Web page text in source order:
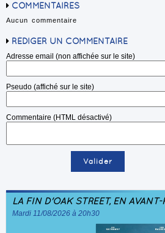
COMMENTAIRES
Aucun commentaire
RÉDIGER UN COMMENTAIRE
Adresse email (non affichée sur le site)
Pseudo (affiché sur le site)
Commentaire (HTML désactivé)
LA FIN D'OAK STREET, EN AVANT-
Mardi 11/08/2026 à 20h30